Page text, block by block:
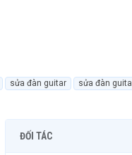
sửa đàn guitar
sửa đàn
ĐỐI TÁC